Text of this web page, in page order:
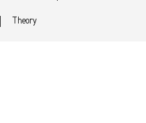
Theory